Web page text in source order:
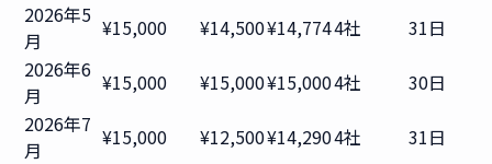
2026年5
月
¥15,000 ¥14,500¥14,7744社
31日
2026年6
月
¥15,000 ¥15,000¥15,0004社
30日
2026年7
月
¥15,000 ¥12,500¥14,2904社
31日